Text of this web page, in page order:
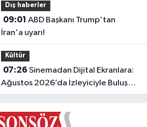
Dış haberler
09:01
İran'a uyarı!
Kültür
07:26
Ağustos 2026’da İzleyiciyle Buluşan
En İddialı Yapımlar